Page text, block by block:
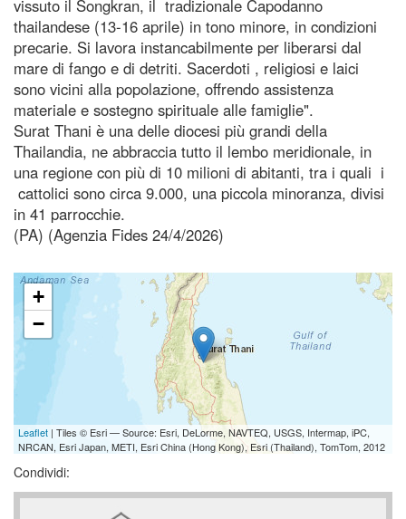
vissuto il Songkran, il tradizionale Capodanno
thailandese (13-16 aprile) in tono minore, in condizioni
precarie. Si lavora instancabilmente per liberarsi dal
mare di fango e di detriti. Sacerdoti , religiosi e laici
sono vicini alla popolazione, offrendo assistenza
materiale e sostegno spirituale alle famiglie".
Surat Thani è una delle diocesi più grandi della
Thailandia, ne abbraccia tutto il lembo meridionale, in
una regione con più di 10 milioni di abitanti, tra i quali i
cattolici sono circa 9.000, una piccola minoranza, divisi
in 41 parrocchie.
(PA) (Agenzia Fides 24/4/2026)
+
−
Leaflet | Tiles © Esri — Source: Esri, DeLorme, NAVTEQ, USGS, Intermap, iPC,
NRCAN, Esri Japan, METI, Esri China (Hong Kong), Esri (Thailand), TomTom, 2012
Condividi: